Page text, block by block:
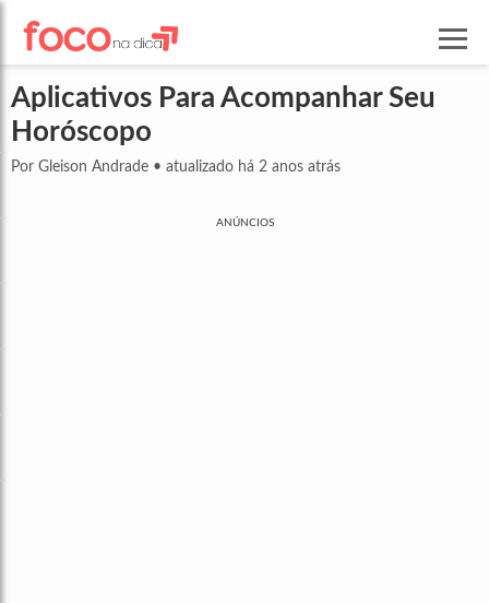
Aplicativos Para Acompanhar Seu
Horóscopo
Por Gleison Andrade • atualizado há 2 anos atrás
ANÚNCIOS